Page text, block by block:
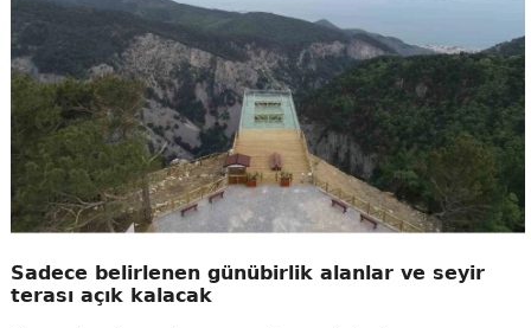
Sadece belirlenen günübirlik alanlar ve seyir
terası açık kalacak